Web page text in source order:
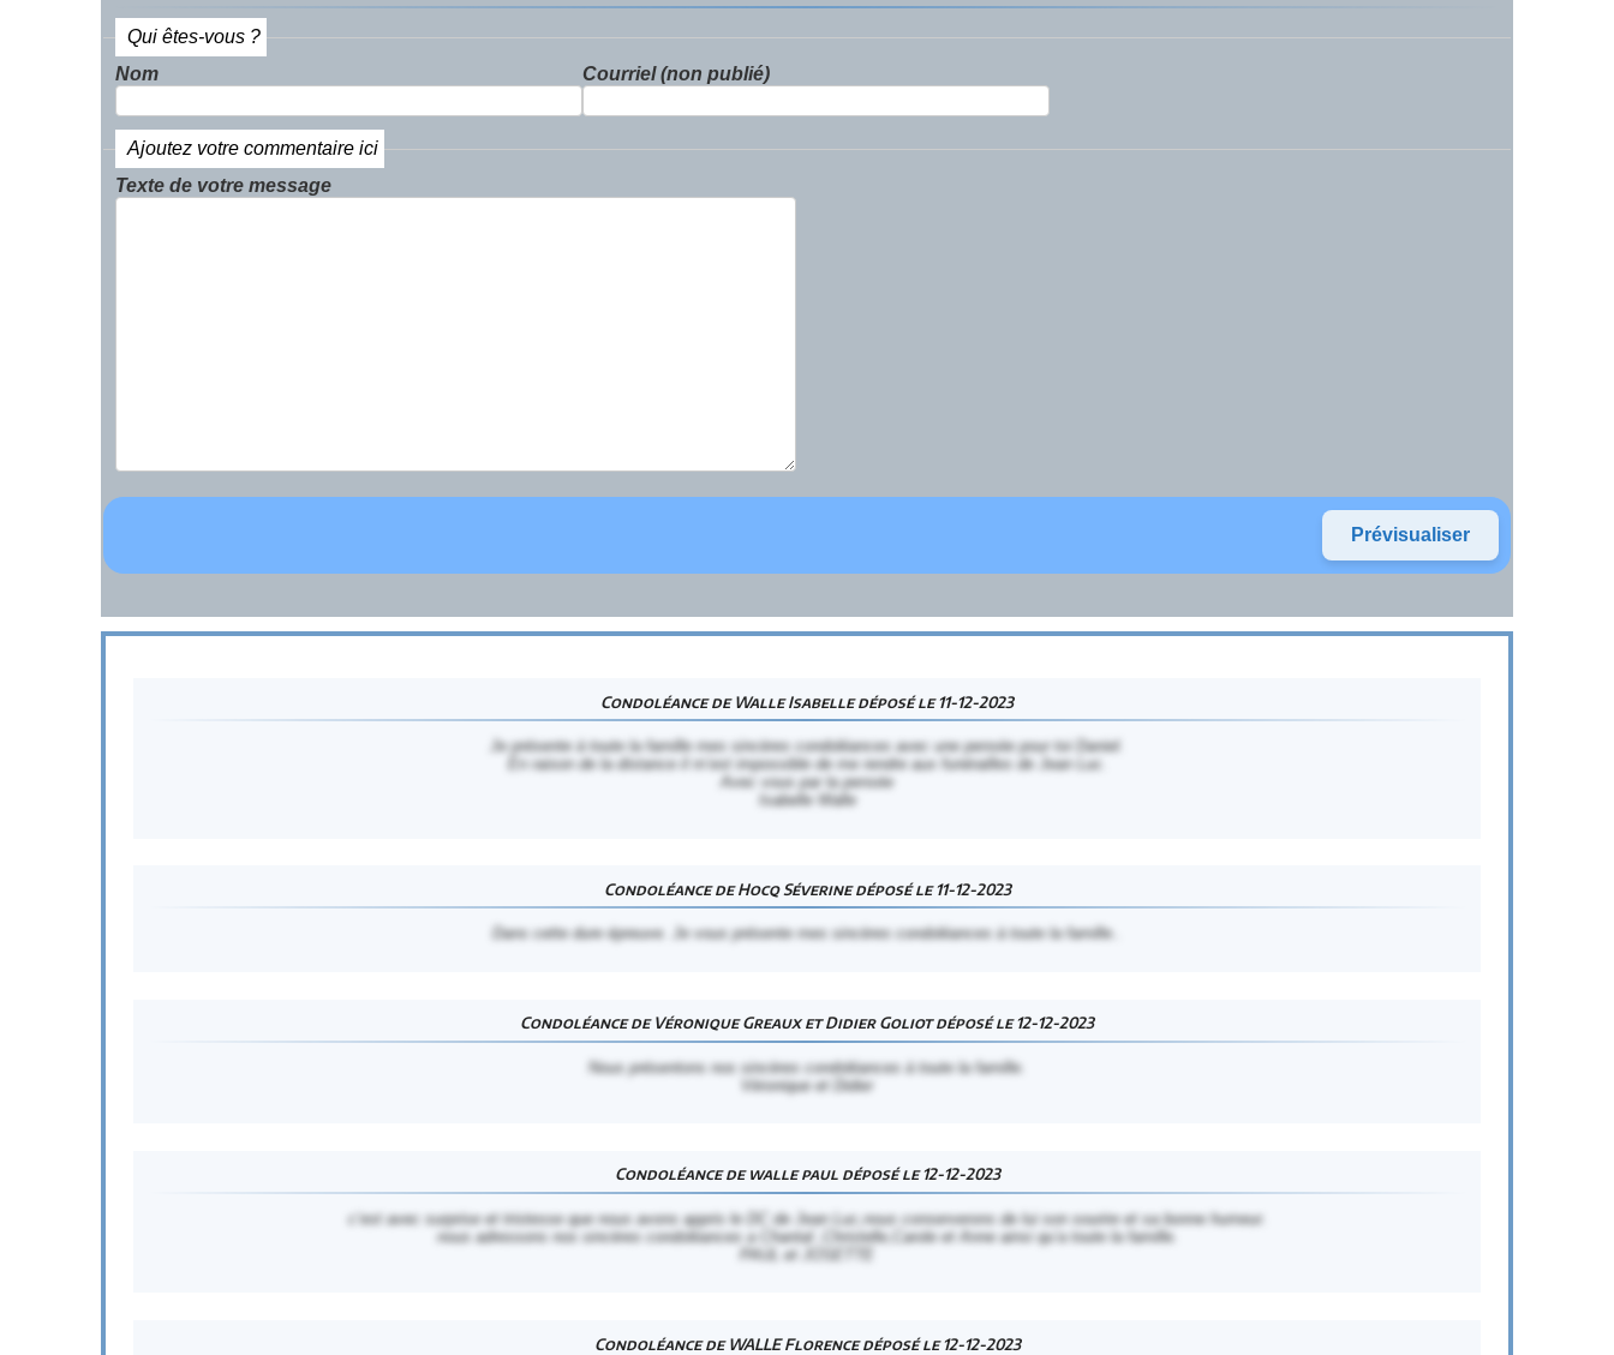
Qui êtes-vous ?
Nom
Courriel (non publié)
Ajoutez votre commentaire ici
Texte de votre message
Condoléance de Walle Isabelle déposé le 11-12-2023
Je présente à toute la famille mes sincères condoléances avec une pensée pour toi Daniel.
En raison de la distance il m’est impossible de me rendre aux funérailles de Jean Luc.
Avec vous par la pensée
Isabelle Walle
Condoléance de Hocq Séverine déposé le 11-12-2023
Dans cette dure épreuve. Je vous présente mes sincères condoléances à toute la famille..
Condoléance de Véronique Greaux et Didier Goliot déposé le 12-12-2023
Nous présentons nos sincères condoléances à toute la famille.
Véronique et Didier
Condoléance de walle paul déposé le 12-12-2023
c’est avec surprise et tristesse que nous avons appris le DC de Jean Luc,nous conserverons de lui son sourire et sa bonne humeur.
nous adressons nos sincères condoléances a Chantal ,Christelle,Carole et Anne ainsi qu’a toute la famille.
PAUL et JOSETTE
Condoléance de WALLE Florence déposé le 12-12-2023